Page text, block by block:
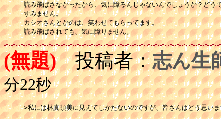
読み飛ばさなかったから、気に障るんじゃないんでしょうか？どう
すみません。
カシオさんとかのは、笑わせてもらってます。
(無題)投稿者：志ん生
分22秒
>私には林真須美に見えてしかたないのですが、皆さんはどう思い